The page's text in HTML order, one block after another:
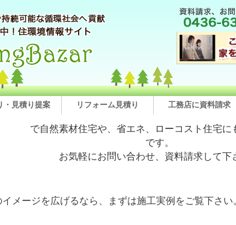
・見積り提案 リフォーム見積り 工務店に資料請求
で自然素材住宅や、省エネ、ローコスト住宅に
です。
お気軽にお問い合わせ、資料請求して下
メージを広げるなら、まずは施工実例をご覧下さ